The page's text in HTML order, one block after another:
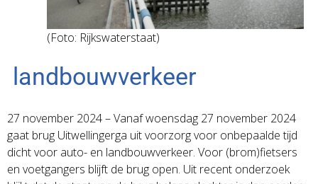
(Foto: Rijkswaterstaat)
landbouwverkeer
27 november 2024 – Vanaf woensdag 27 november 2024
gaat brug Uitwellingerga uit voorzorg voor onbepaalde tijd
dicht voor auto- en landbouwverkeer. Voor (brom)fietsers
en voetgangers blijft de brug open. Uit recent onderzoek